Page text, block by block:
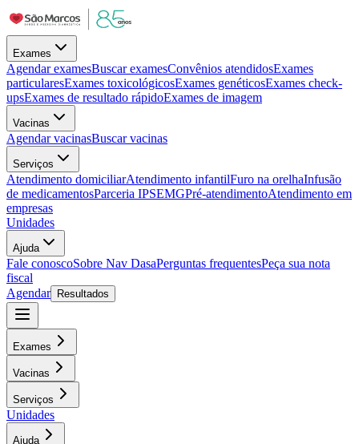
Exames
Agendar examesBuscar examesConvênios atendidosExames
particularesExames toxicológicosExames genéticosExames check-
upsExames de resultado rápidoExames de imagem
Vacinas
Agendar vacinasBuscar vacinas
Serviços
Atendimento domiciliarAtendimento infantilFuro na orelhaInfusão
de medicamentosParceria IPSEMGPré-atendimentoAtendimento em
empresas
Unidades
Ajuda
Fale conoscoSobre Nav DasaPerguntas frequentesPeça sua nota
fiscal
Agendar
Resultados
Exames
Vacinas
Serviços
Unidades
Ajuda